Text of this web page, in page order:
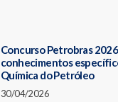
Concurso Petrobras
conhecimentos
Química do Petróleo
30/04/2026